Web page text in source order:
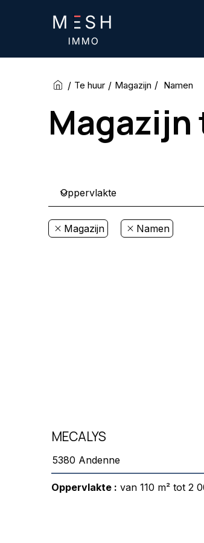
/ Te huur / Magazijn / Namen
Magazijn
Magazijn Namen
MECALYS
5380 Andenne
Oppervlakte : van 110 m² tot 2